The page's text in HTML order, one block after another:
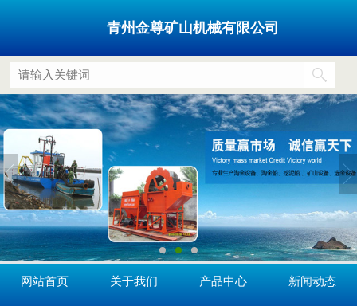
青州金尊矿山机械有限公司
网站首页 关于我们 产品中心 新闻动态